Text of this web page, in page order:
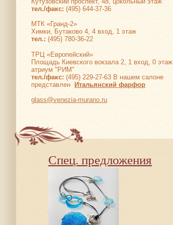
тел./факс: (495) 644-37-36
МТК «Гранд-2»
Химки, Бутаково 4, 4 вход, 1 этаж
тел.: (495) 780-36-22
ТРЦ «Европейский»
Площадь Киевского вокзала 2, 1 вход, 0 этаж,
атриум "РИМ"
тел./факс: (495) 229-27-63 В нашем салоне
представлен Итальянский фарфор
glass@venezia-murano.ru
Спец. предложения